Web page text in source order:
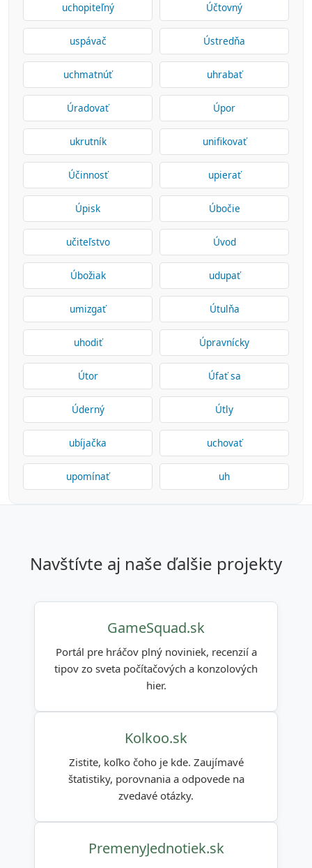
uchopiteľný Účtovný
uspávač Ústredňa
uchmatnúť uhrabať
Úradovať Úpor
ukrutník unifikovať
Účinnosť upierať
Úpisk Úbočie
učiteľstvo Úvod
Úbožiak udupať
umizgať Útulňa
uhodiť Úpravnícky
Útor Úfať sa
Úderný Útly
ubíjačka uchovať
upomínať uh
navštívte aj naše ďalšie projekty
GameSquad.sk
Portál pre hráčov plný noviniek, recenzií a
tipov zo sveta počítačových a konzolových
hier.
Kolkoo.sk
Zistite, koľko čoho je kde. Zaujímavé
štatistiky, porovnania a odpovede na
zvedavé otázky.
PremenyJednotiek.sk